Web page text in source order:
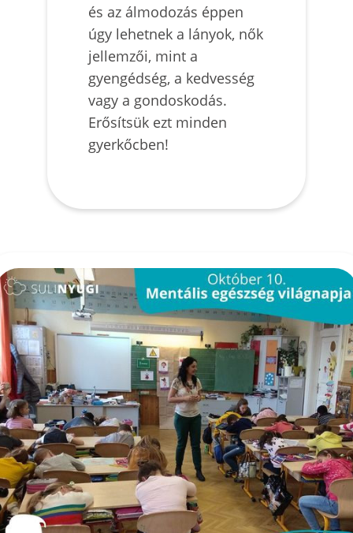
és az álmodozás éppen
úgy lehetnek a lányok, nők
jellemzői, mint a
gyengédség, a kedvesség
vagy a gondoskodás.
Erősítsük ezt minden
gyerkőcben!